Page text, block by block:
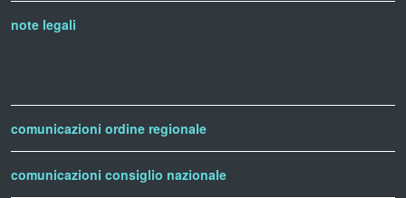
note legali
comunicazioni ordine regionale
comunicazioni consiglio nazionale